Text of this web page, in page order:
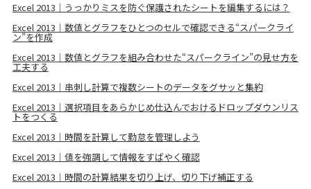
Excel 2013｜うっかりミスを防ぐ保護されたシートを編集するには？
Excel 2013｜数値とグラフをひとつのセルで確認できる“スパークライ
ン”を作成
Excel 2013｜数値とグラフを組み合わせた“スパークライン”の見せ方を
工夫する
Excel 2013｜串刺し計算で複数シートのデータをグサッと集約
Excel 2013｜選択項目をあらかじめ仕込んでおけるドロップダウンリス
トをつくる
Excel 2013｜時間を計算して勤怠を管理しよう
Excel 2013｜値を強調して情報をすばやく確認
Excel 2013｜時間の計算結果を切り上げ、切り下げ補正する